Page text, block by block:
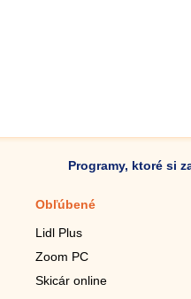
Programy, ktoré si
Obľúbené
Lidl Plus
Zoom PC
Skicár online